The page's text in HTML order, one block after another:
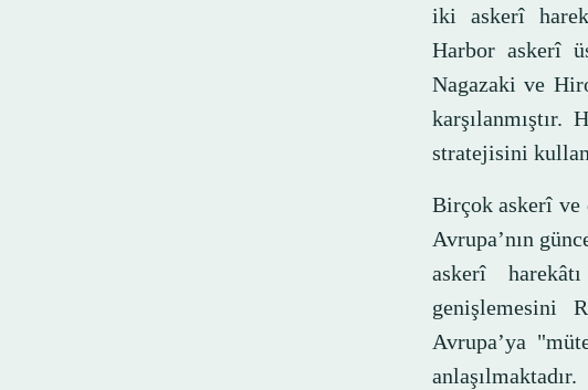
iki askerî
Harbor askerî
Nagazaki ve
karşılanmıştır.
stratejisini
Birçok askerî ve
Avrupa’nın
askerî
genişlemesini
Avrupa’ya
anlaşılmaktadır.